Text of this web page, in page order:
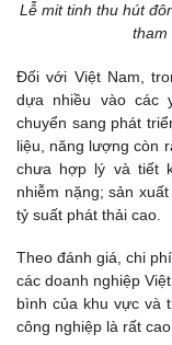
Lễ mit tinh thu hút
tham
Đối với Việt Nam,
dựa nhiều vào các
chuyển sang phát
liệu, năng lượng còn
chưa hợp lý và tiết
nhiễm nặng; sản
tỷ suất phát thải cao.
Theo đánh giá, chi
các doanh nghiệp
bình của khu vực và
công nghiệp là rất